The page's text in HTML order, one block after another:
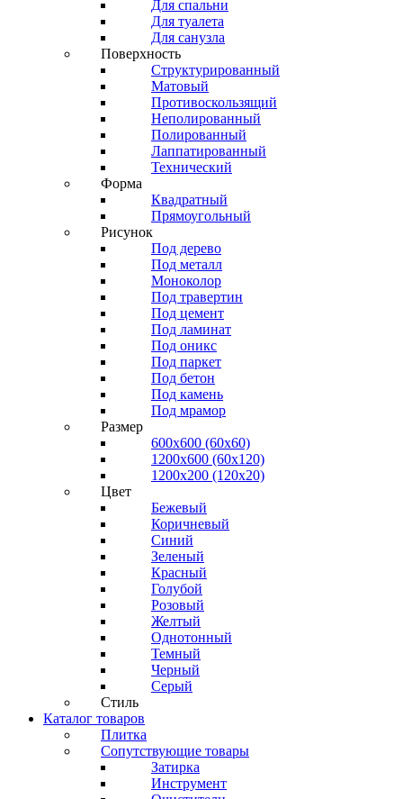
Для спальни
Для туалета
Для санузла
Поверхность
Структурированный
Матовый
Противоскользящий
Неполированный
Полированный
Лаппатированный
Технический
Форма
Квадратный
Прямоугольный
Рисунок
Под дерево
Под металл
Моноколор
Под травертин
Под цемент
Под ламинат
Под оникс
Под паркет
Под бетон
Под камень
Под мрамор
Размер
600х600 (60х60)
1200х600 (60х120)
1200х200 (120x20)
Цвет
Бежевый
Коричневый
Синий
Зеленый
Красный
Голубой
Розовый
Желтый
Однотонный
Темный
Черный
Серый
Стиль
Каталог товаров
Плитка
Сопутствующие товары
Затирка
Инструмент